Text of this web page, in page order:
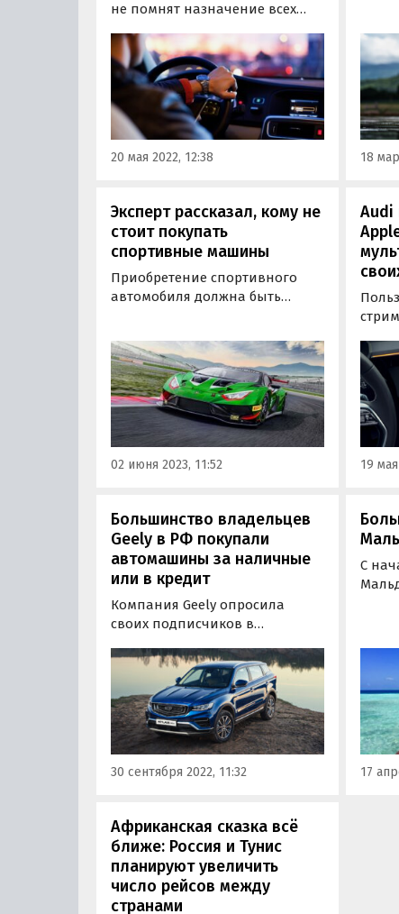
не помнят назначение всех
По крайней мере, так ситуация
обстоит в Великобритании, где
специалисты компании
WeBuyAnyCar провели опрос
среди двух тысяч местных
автолюбителей.
20 мая 2022, 12:38 18
Эксперт рассказал, кому не
стоит покупать
спортивные машины
Приобретение спортивного
автомобиля должна быть
точно не покупают в качестве
первой машины в семье. Тем
более что комфортно ездить на
спорткаре сегодня можно
только в столицах — Москве
Санкт-Петербурге…
02 июня 2023, 11:52
Audi
года,
по
19
Большинство владельцев
Geely в РФ покупали
автомашины за наличные
или в кредит
Компания Geely опросила
своих подписчиков в
вопрос: «Как вы купили
автомобиль Geely»? По итогам
голосования в Telegram и VK
выяснилось, что подавляющее
большинство приобрели свою
машину за наличные, а
покупка в кредит…
30 сентября 2022, 11:32
С
17
Африканская сказка всё
ближе: Россия и Тунис
планируют увеличить
число рейсов между
странами